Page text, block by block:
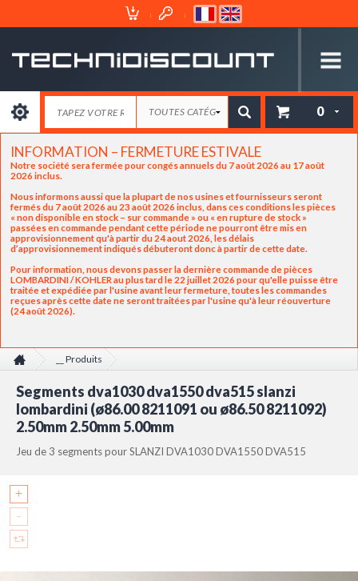
Mon
Espace
0
INFORMATION – FERMETURE ESTIVALE
Notre société sera fermée pour congés annuels du 7 août 2026 au 17 août
2026 inclus.
Nous informons aussi que la plupart de nos usines et fournisseurs seront
fermés du 7 août 2026 au 23 août 2026 inclus, dans ces conditions les pièces
« non disponible en stock – sur commande » ou « en rupture de stock »
passées en commande pendant cette période ne pourront être mis en
approvisionnement qu'à partir du 24 aout 2026, les délais
d’approvisionnement indiqués débuteront donc à partir de cette date.
Pour information, nous devons passer la dernière commande de pièces
LOMBARDINI / KOHLER au plus tard le 22 juillet 2026 pour qu'elle puisse être
traitée et expédiée par l'usine avant leur fermeture, toutes les commandes
reçues après cette date ne seront traitées par l'usine qu'à leur réouverture
(24 août 2026).
__ Produits
ø86.50 8211092) 2.50mm 2.50mm 5.00mm
Segments dva1030 dva1550 dva515 slanzi
lombardini (ø86.00 8211091 ou ø86.50 8211092)
2.50mm 2.50mm 5.00mm
Jeu de 3 segments pour SLANZI DVA1030 DVA1550 DVA515